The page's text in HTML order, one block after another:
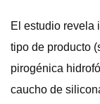
El estudio revela
tipo de producto
pirogénica
caucho de